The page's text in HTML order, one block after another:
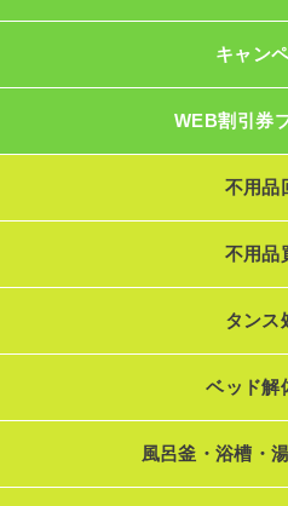
キャン
WEB割引券
不用品
不用品
タンス
ベッド解
風呂釜・浴槽・